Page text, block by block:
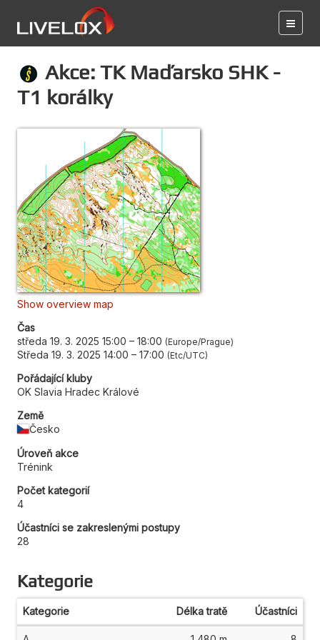
Akce: TK Maďarsko SHK -
T1 korálky
Show overview map
Čas
středa 19. 3. 2025 15:00 – 18:00 Europe/Prague
Středa 19. 3. 2025 14:00 – 17:00 Etc/UTC
Pořádající kluby
OK Slavia Hradec Králové
Země
Česko
Úroveň akce
Trénink
Počet kategorií
4
Účastníci se zakreslenými postupy
28
Kategorie
Kategorie Délka tratě Účastníci